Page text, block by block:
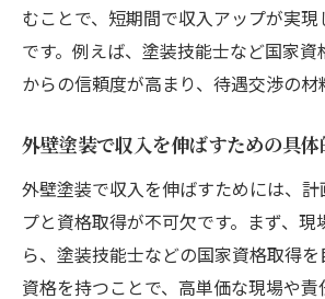
むことで、短期間で収入アップが実
です。例えば、塗装技能士など国家
からの信頼度が高まり、待遇交渉の材
外壁塗装で収入を伸ばすための具体
外壁塗装で収入を伸ばすためには、
プと資格取得が不可欠です。まず、現
ら、塗装技能士などの国家資格取得を
資格を持つことで、高単価な現場や